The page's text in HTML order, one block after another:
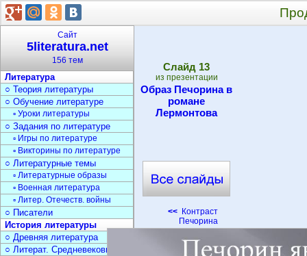
Cлайд 13
из презентации
Образ Печорина в
романе
Лермонтова
<< Контраст
Печорина
Сайт
5literatura.net
156 тем
Литература
○ Теория литературы
○ Обучение литературе
▫ Уроки литературы
○ Задания по литературе
▫ Игры по литературе
▫ Викторины по литературе
○ Литературные темы
▫ Литературные образы
▫ Военная литература
▫ Литер. Отечеств. войны
○ Писатели
История литературы
○ Древняя литература
○ Литерат. Средневековья